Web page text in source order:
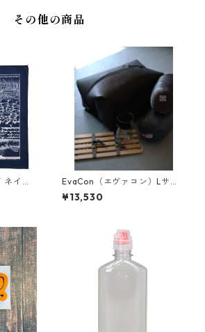
その他の商品
イチ
雲）
EvaCon（エヴァコン）Lサイ
ズ
¥13,530